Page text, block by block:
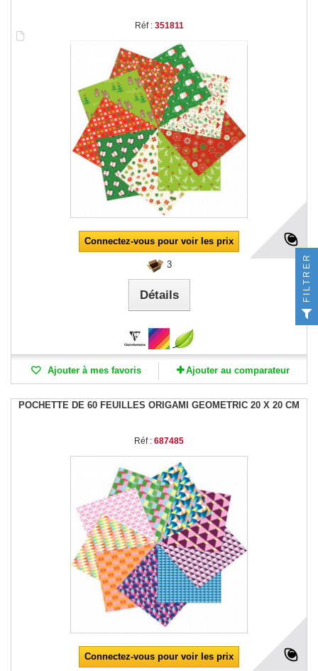
Réf : 351811
Connectez-vous pour voir les prix
3
Détails
Ajouter à mes favoris Ajouter au comparateur
POCHETTE DE 60 FEUILLES ORIGAMI GEOMETRIC 20 X 20 CM
Réf : 687485
Connectez-vous pour voir les prix
FILTRER